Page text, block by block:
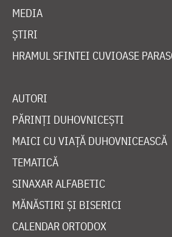
MEDIA
ȘTIRI
HRAMUL SFINTEI CUVIOASE
AUTORI
PĂRINȚI DUHOVNICEȘTI
MAICI CU VIAȚĂ DUHOVNICEASCĂ
TEMATICĂ
SINAXAR ALFABETIC
MĂNĂSTIRI ȘI BISERICI
CALENDAR ORTODOX